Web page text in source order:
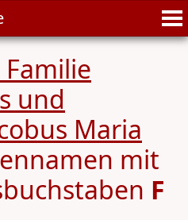
und
Maria
mit
F